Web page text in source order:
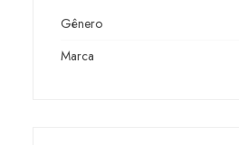
Gênero
Marca